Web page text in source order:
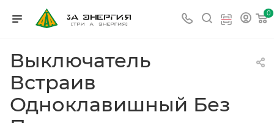
0
Выключатель
Встраив
Одноклавишный Без